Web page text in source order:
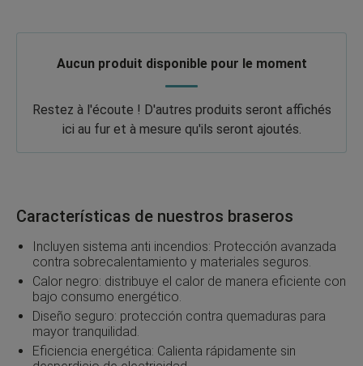
Aucun produit disponible pour le moment
Restez à l'écoute ! D'autres produits seront affichés
ici au fur et à mesure qu'ils seront ajoutés.
Características de nuestros braseros
Incluyen sistema anti incendios: Protección avanzada
contra sobrecalentamiento y materiales seguros.
Calor negro: distribuye el calor de manera eficiente con
bajo consumo energético.
Diseño seguro: protección contra quemaduras para
mayor tranquilidad.
Eficiencia energética: Calienta rápidamente sin